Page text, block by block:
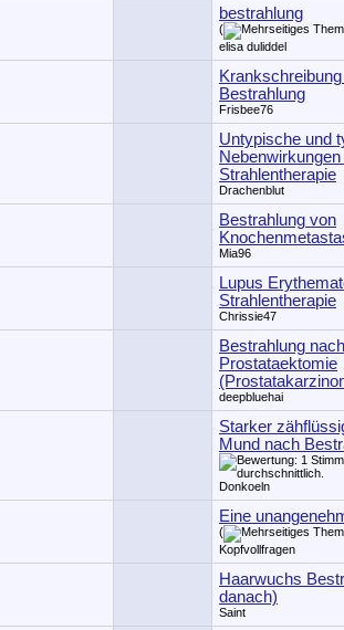
bestrahlung
(
elisa duliddel
Bestrahlung
Frisbee76
Untypische und
Nebenwirkungen
Strahlentherapie
Drachenblut
Bestrahlung von
Mia96
Lupus
Strahlentherapie
Chrissie47
Bestrahlung nach
Prostataektomie
deepbluehai
Starker
Mund nach
Donkoeln
Eine
(
Kopfvollfragen
Haarwuchs
danach)
Saint